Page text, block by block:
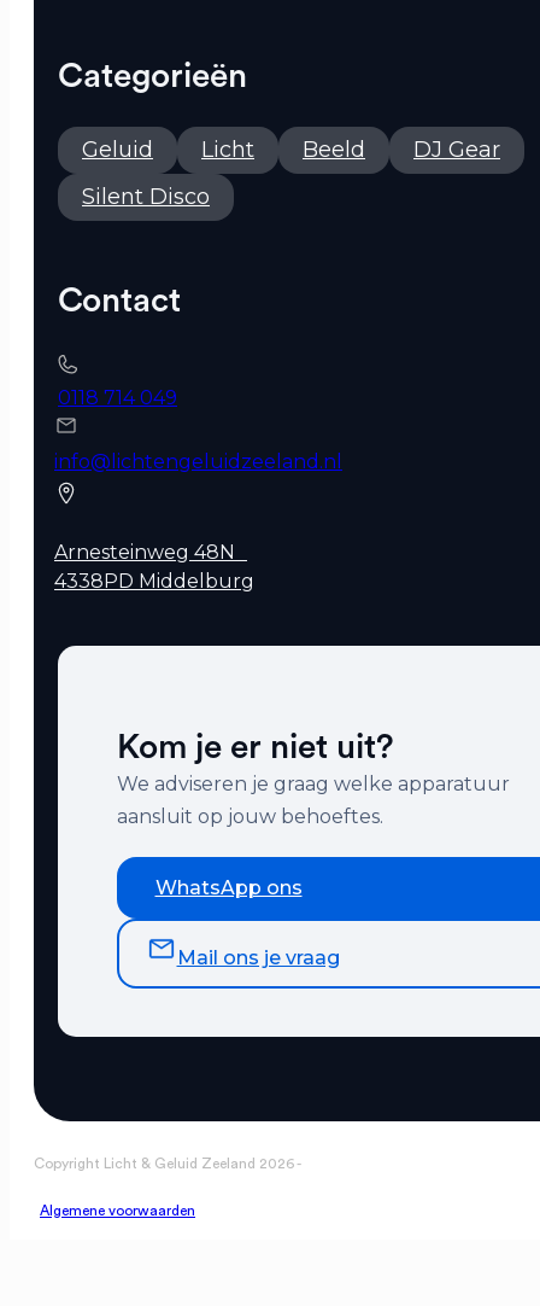
Categorieën
Geluid Licht Beeld
DJ Gear
Silent Disco
Contact
0118 714 049
info@lichtengeluidzeeland.nl
Arnesteinweg 48N
4338PD Middelburg
Kom je er niet uit?
We adviseren je graag welke apparatuur
aansluit op jouw behoeftes.
WhatsApp ons
Mail ons je vraag
Copyright Licht & Geluid Zeeland 2026 -
Algemene voorwaarden